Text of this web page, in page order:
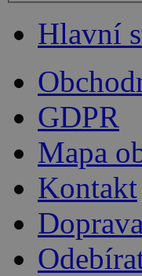
Hlavní
GDPR
Mapa
Kontakt
Doprava